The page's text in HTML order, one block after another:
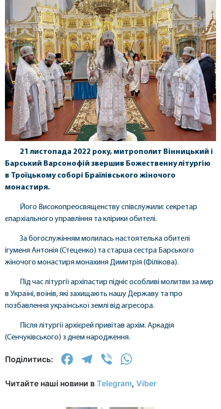
21 листопада 2022 року, митрополит Вінницький і
Барський Варсонофій звершив Божественну літургію
в Троїцькому соборі Браїлівського жіночого
монастиря.
Його Високопреосвященству співслужили: секретар
єпархіального управління та клірики обителі.
За богослужінням молилась настоятелька обителі
ігуменя Антонія (Стеценко) та старша сестра Барського
жіночого монастиря монахиня Димитрія (Філікова).
Під час літургії архіпастир підніс особливі молитви за мир
в Україні, воїнів, які захищають нашу Державу та про
позбавлення української землі від агресора.
Після літургії архієрей привітав архім. Аркадія
(Сенчуківського) з днем народження.
Поділитись: Facebook
Telegram
Viber
Читайте наші новини в Telegram, Viber